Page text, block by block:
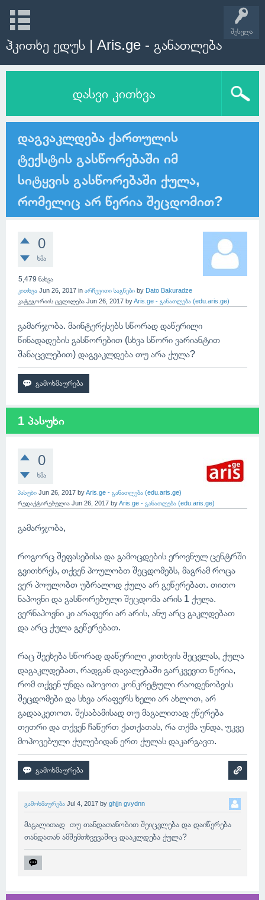
შესვლა
ჰკითხე ედუს | Aris.ge - განათლება
დასვი კითხვა
დაგვაკლდება ქართულის
ტექსტის გასწორებაში იმ
სიტყვის გასწორებაში ქულა,
რომელიც არ წერია შეცდომით?
0
ხმა
5,479 ნახვა
კითხვა Jun 26, 2017 in არჩევითი საგნები by Dato Bakuradze
კატეგორიის ცვლილება Jun 26, 2017 byAris.ge - განათლება (edu.aris.ge)
გამარჯობა. მაინტერესებს სწორად დაწერილი
წინადადების გასწორებით (სხვა სწორი ვარიანტით
შანაცვლებით) დაგვაკლდება თუ არა ქულა?
1 პასუხი
0
ხმა
პასუხი Jun 26, 2017 byAris.ge - განათლება (edu.aris.ge)
რედაქტირებულია Jun 26, 2017 byAris.ge - განათლება (edu.aris.ge)
გამარჯობა,
როგორც შეფასებისა და გამოცდების ეროვნულ ცენტრში
გვითხრეს, თქვენ პოულობთ შეცდომებს, მაგრამ როცა
ვერ პოულობთ უბრალოდ ქულა არ გეწერებათ. თითო
ნაპოვნი და გასწორებული შეცდომა არის 1 ქულა.
ვერნაპოვნი კი არაფერი არ არის, ანუ არც გაკლდებათ
და არც ქულა გეწერებათ.
რაც შეეხება სწორად დაწერილი კითხვის შეცვლას, ქულა
დაგაკლდებათ, რადგან დავალებაში გარკვევით წერია,
რომ თქვენ უნდა იპოვოთ კონკრეტული რაოდენობვის
შეცდომები და სხვა არაფერს ხელი არ ახლოთ, არ
გადააკეთოთ. შესაბამისად თუ მაგალითად ეწერება
თეთრი და თქვენ ჩაწერთ ქათქათას, რა თქმა უნდა, უკვე
მოპოვებული ქულებიდან ერთ ქულას დაკარგავთ.
გამოხმაურება Jul 4, 2017 by ghjjn gvydnn
მაგალითად თუ თანდათანობით შეიცვლება და დაიწერება
თანდათან ამშემთხვევაშიც დააკლდება ქულა?